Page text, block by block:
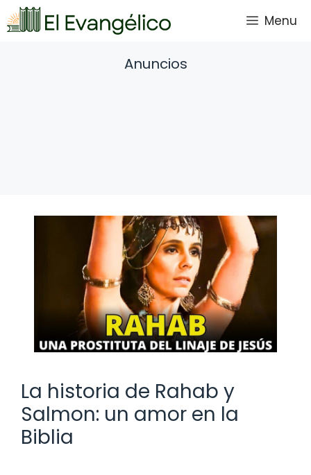
Saltar
al
Menu
Anuncios
La historia de Rahab y
Salmon: un amor en la
Biblia